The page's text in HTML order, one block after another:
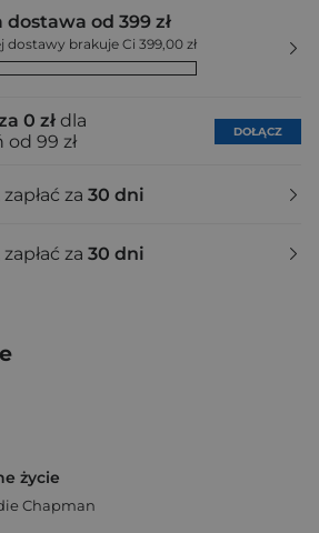
od 399 zł
brakuje Ci 399,00 zł
0 zł dla
99 zł
DOŁĄCZ
za 30 dni
za 30 dni
życie
Chapman